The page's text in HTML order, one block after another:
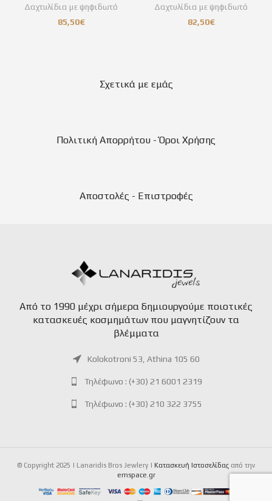
Δαχτυλίδια με ψηφιδωτό
85,50€
Δαχτυλίδια με ψηφιδωτό
82,50€
Σχετικά με εμάς
Πολιτική Απορρήτου - Όροι Χρήσης
Αποστολές - Επιστροφές
Aπό το 1990 μέχρι σήμερα δημιουργούμε ποιοτικές
κατασκευές κοσμημάτων που μαγνητίζουν τα
βλέμματα
Kolokotroni 53, Athina 105 60
Τηλέφωνο : (+30) 21 6001 2319
Τηλέφωνο : (+30) 210 322 3755
© Copyright 2025 | Lanaridis Bros Jewlery | Kατασκευή Iστοσελίδας από την
emspace.gr